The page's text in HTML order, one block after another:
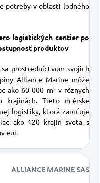
potreby v oblasti lodného
logistických centier po
produktov
prostredníctvom svojich
Alliance Marine môže
ako 60 000 m² v rôznych
krajinách. Tieto dcérske
logistiky, ktorá zaručuje
ako 120 krajín sveta s
eur.
ALLIANCE MARINE SAS